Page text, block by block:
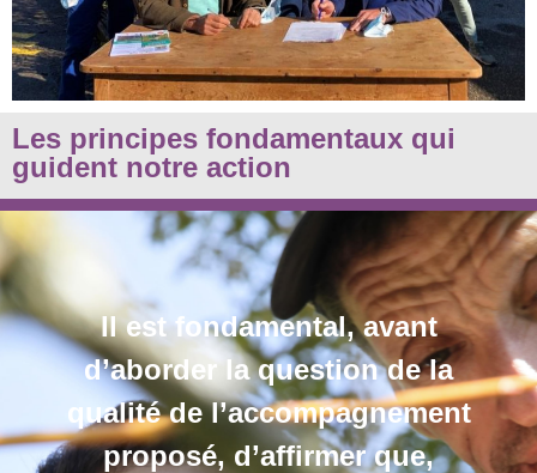
Les principes fondamentaux qui
guident notre action
Il est fondamental, avant
d’aborder la question de la
qualité de l’accompagnement
proposé, d’affirmer que,